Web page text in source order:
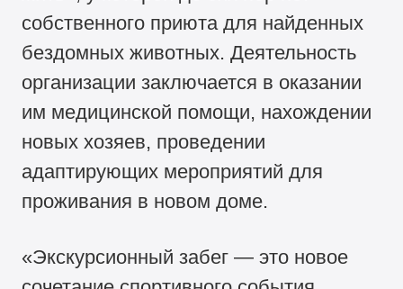
собственного приюта для найденных
бездомных животных. Деятельность
организации заключается в оказании
им медицинской помощи, нахождении
новых хозяев, проведении
адаптирующих мероприятий для
проживания в новом доме.
«Экскурсионный забег — это новое